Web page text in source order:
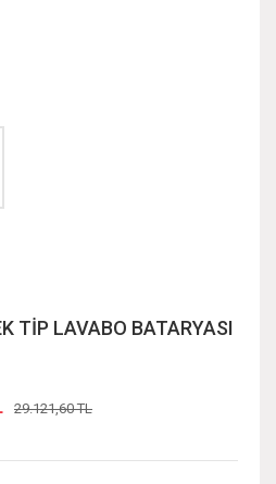
TİP LAVABO BATARYASI
29.121,60 TL